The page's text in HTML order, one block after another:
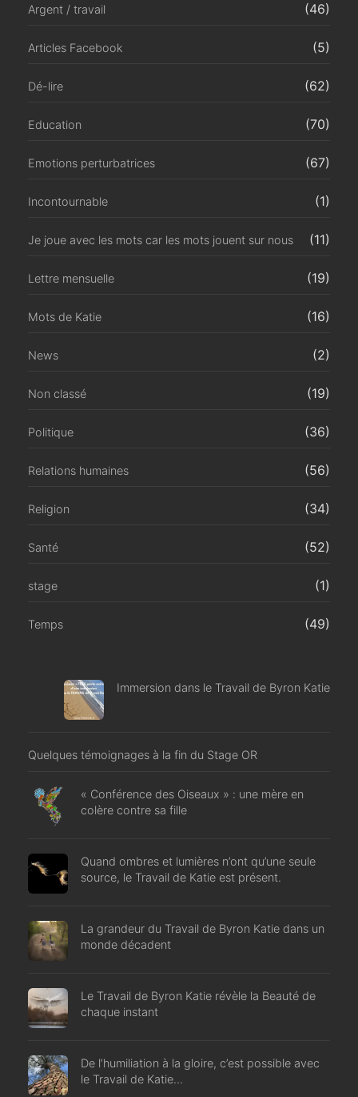
Argent / travail (46)
Articles Facebook (5)
Dé-lire (62)
Education (70)
Emotions perturbatrices (67)
Incontournable (1)
Je joue avec les mots car les mots jouent sur nous (11)
Lettre mensuelle (19)
Mots de Katie (16)
News (2)
Non classé (19)
Politique (36)
Relations humaines (56)
Religion (34)
Santé (52)
stage (1)
Temps (49)
Immersion dans le Travail de Byron Katie
Quelques témoignages à la fin du Stage OR
« Conférence des Oiseaux » : une mère en
colère contre sa fille
Quand ombres et lumières n’ont qu’une seule
source, le Travail de Katie est présent.
La grandeur du Travail de Byron Katie dans un
monde décadent
Le Travail de Byron Katie révèle la Beauté de
chaque instant
De l’humiliation à la gloire, c’est possible avec
le Travail de Katie…